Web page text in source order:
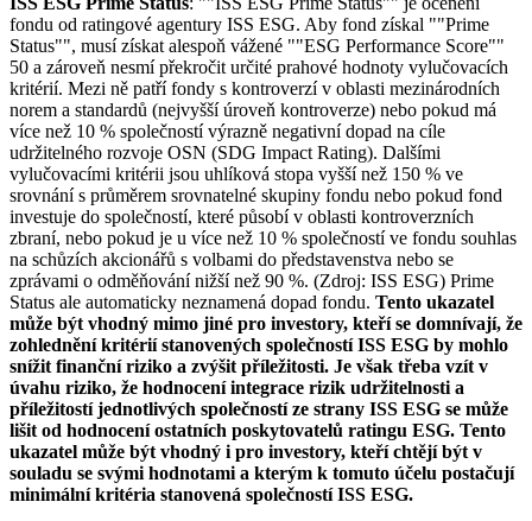
fondu od ratingové agentury ISS ESG. Aby fond získal ""Prime
Status"", musí získat alespoň vážené ""ESG Performance Score""
50 a zároveň nesmí překročit určité prahové hodnoty vylučovacích
kritérií. Mezi ně patří fondy s kontroverzí v oblasti mezinárodních
norem a standardů (nejvyšší úroveň kontroverze) nebo pokud má
více než 10 % společností výrazně negativní dopad na cíle
udržitelného rozvoje OSN (SDG Impact Rating). Dalšími
vylučovacími kritérii jsou uhlíková stopa vyšší než 150 % ve
srovnání s průměrem srovnatelné skupiny fondu nebo pokud fond
investuje do společností, které působí v oblasti kontroverzních
zbraní, nebo pokud je u více než 10 % společností ve fondu souhlas
na schůzích akcionářů s volbami do představenstva nebo se
zprávami o odměňování nižší než 90 %. (Zdroj: ISS ESG) Prime
Status ale automaticky neznamená dopad fondu. Tento ukazatel
může být vhodný mimo jiné pro investory, kteří se domnívají, že
zohlednění kritérií stanovených společností ISS ESG by mohlo
snížit finanční riziko a zvýšit příležitosti. Je však třeba vzít v
úvahu riziko, že hodnocení integrace rizik udržitelnosti a
příležitostí jednotlivých společností ze strany ISS ESG se může
lišit od hodnocení ostatních poskytovatelů ratingu ESG. Tento
ukazatel může být vhodný i pro investory, kteří chtějí být v
souladu se svými hodnotami a kterým k tomuto účelu postačují
minimální kritéria stanovená společností ISS ESG.